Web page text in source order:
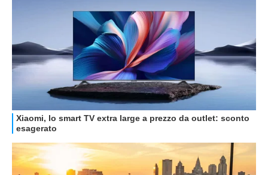
GUIDE ALL'ACQUISTO